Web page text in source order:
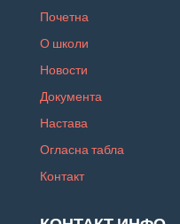
Почетна
О школи
Новости
Документа
Настава
Огласна табла
Контакт